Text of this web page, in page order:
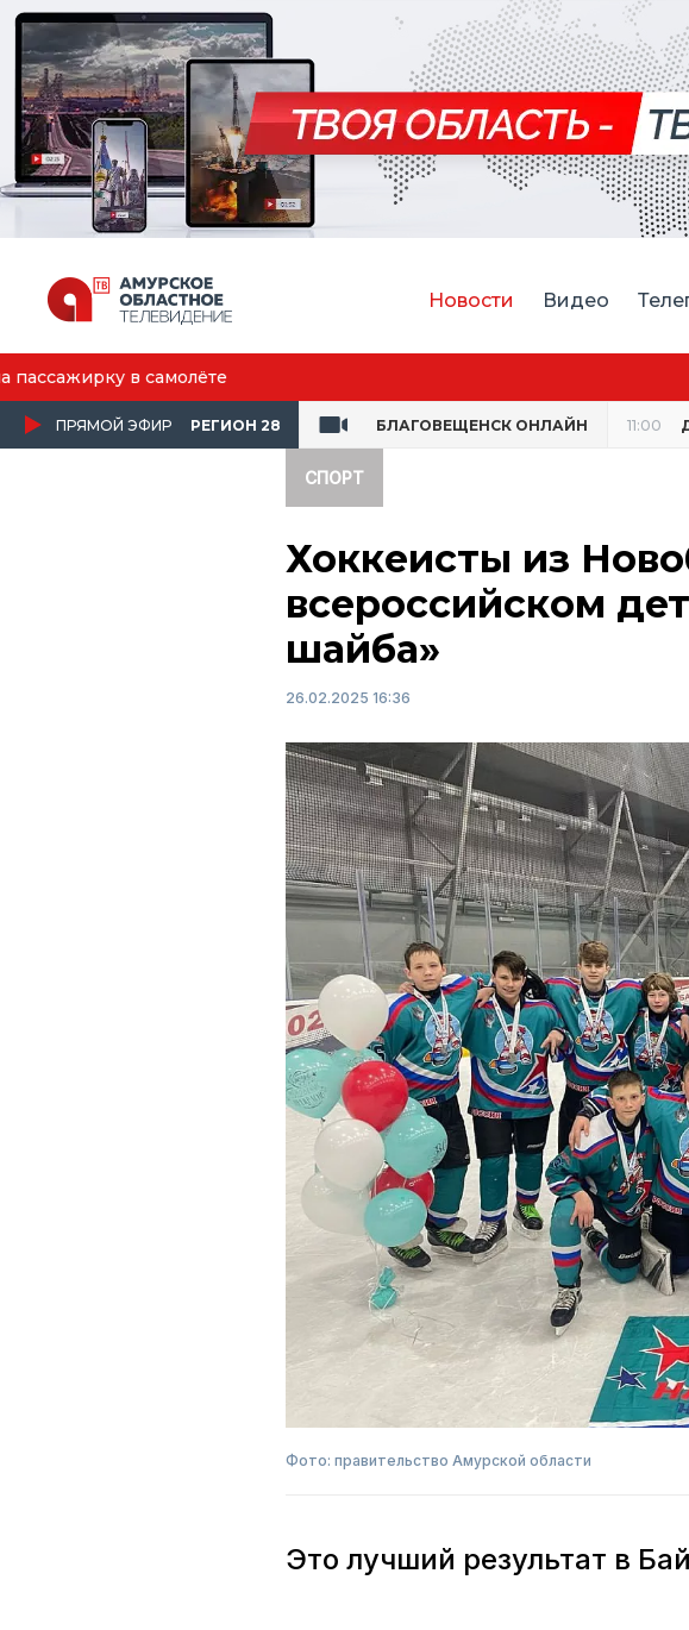
Новости Видео
ПРЯМОЙ ЭФИР РЕГИОН 28 БЛАГОВЕЩЕНСК ОНЛАЙН 11:00
СПОРТ
Хоккеисты из
всероссийском
шайба»
26.02.2025 16:36
Фото: правительство Амурской области
Это лучший результат в